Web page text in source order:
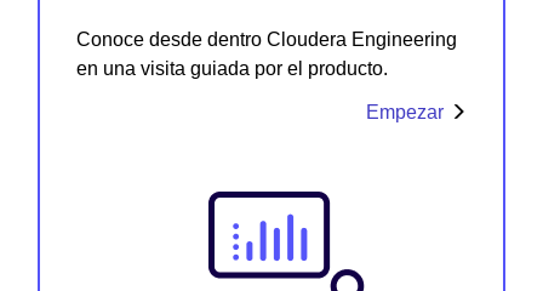
Conoce desde dentro Cloudera Engineering
en una visita guiada por el producto.
Empezar